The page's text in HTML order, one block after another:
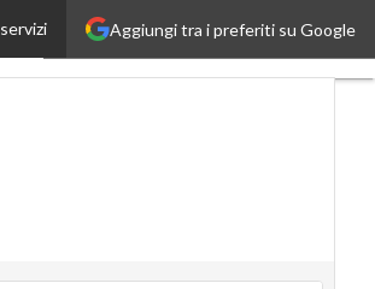
Aggiungi tra i preferiti su Google